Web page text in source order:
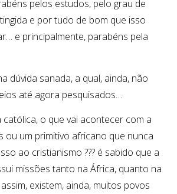
pelos estudos, pelo grau de
e por tudo de bom que isso
e principalmente, parabéns pela
dúvida sanada, a qual, ainda, não
até agora pesquisados…
o que vai acontecer com a
ou um primitivo africano que nunca
ao cristianismo ??? é sabido que a
missões tanto na África, quanto na
existem, ainda, muitos povos